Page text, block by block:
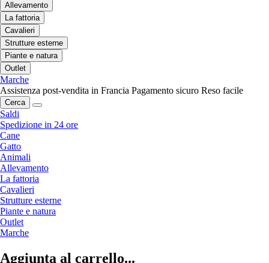
Allevamento
La fattoria
Cavalieri
Strutture esterne
Piante e natura
Outlet
Marche
Assistenza post-vendita in Francia Pagamento sicuro Reso facile
Cerca
Saldi
Spedizione in 24 ore
Cane
Gatto
Animali
Allevamento
La fattoria
Cavalieri
Strutture esterne
Piante e natura
Outlet
Marche
Aggiunta al carrello...